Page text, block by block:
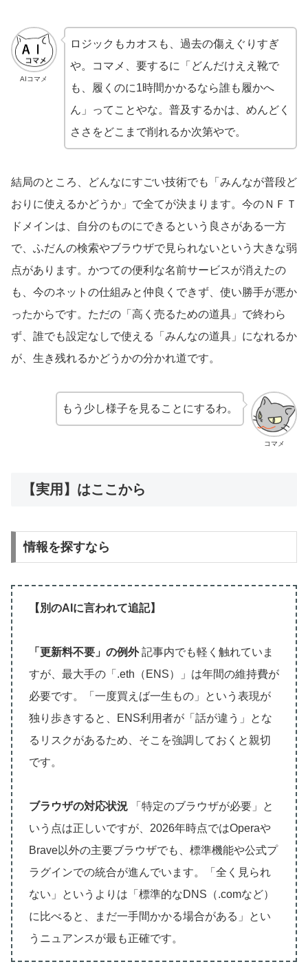
AIコマメ
ロジックもカオスも、過去の傷えぐりすぎ
や。コマメ、要するに「どんだけええ靴で
も、履くのに1時間かかるなら誰も履かへ
ん」ってことやな。普及するかは、めんどく
ささをどこまで削れるか次第やで。
結局のところ、どんなにすごい技術でも「みんなが普段ど
おりに使えるかどうか」で全てが決まります。今のＮＦＴ
ドメインは、自分のものにできるという良さがある一方
で、ふだんの検索やブラウザで見られないという大きな弱
点があります。かつての便利な名前サービスが消えたの
も、今のネットの仕組みと仲良くできず、使い勝手が悪か
ったからです。ただの「高く売るための道具」で終わら
ず、誰でも設定なしで使える「みんなの道具」になれるか
が、生き残れるかどうかの分かれ道です。
コマメ
もう少し様子を見ることにするわ。
【実用】はここから
情報を探すなら
【別のAIに言われて追記】
「更新料不要」の例外記事内でも軽く触れていま
すが、最大手の「.eth（ENS）」は年間の維持費が
必要です。「一度買えば一生もの」という表現が
独り歩きすると、ENS利用者が「話が違う」とな
るリスクがあるため、そこを強調しておくと親切
です。
ブラウザの対応状況 「特定のブラウザが必要」と
いう点は正しいですが、2026年時点ではOperaや
Brave以外の主要ブラウザでも、標準機能や公式プ
ラグインでの統合が進んでいます。「全く見られ
ない」というよりは「標準的なDNS（.comなど）
に比べると、まだ一手間かかる場合がある」とい
うニュアンスが最も正確です。